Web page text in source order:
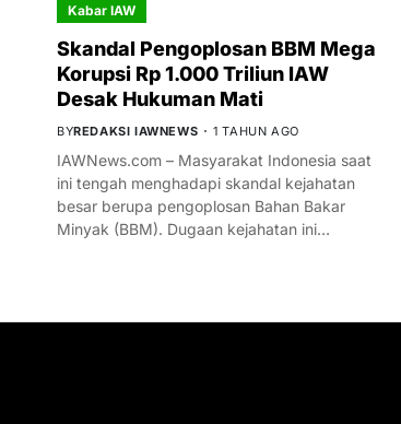
Kabar IAW
Skandal Pengoplosan BBM Mega
Korupsi Rp 1.000 Triliun IAW
Desak Hukuman Mati
BYREDAKSI IAWNEWS 1 TAHUN AGO
IAWNews.com – Masyarakat Indonesia saat
ini tengah menghadapi skandal kejahatan
besar berupa pengoplosan Bahan Bakar
Minyak (BBM). Dugaan kejahatan ini…